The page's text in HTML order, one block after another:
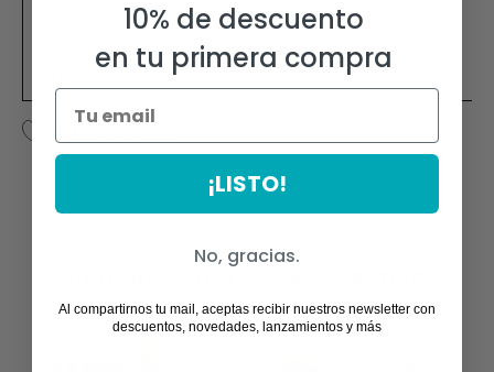
apto para refrigerador, microonda y lavavajillas
ESTE PRODUCTO DEMORA 10 DÍAS EN FABRICARSE.
10% de descuento
en tu primera compra
¡LISTO!
No, gracias.
Al compartirnos tu mail, aceptas recibir nuestros newsletter con
descuentos, novedades, lanzamientos y más